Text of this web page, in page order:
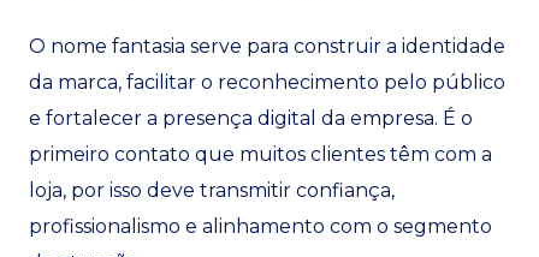
O nome fantasia serve para construir a identidade
da marca, facilitar o reconhecimento pelo público
e fortalecer a presença digital da empresa. É o
primeiro contato que muitos clientes têm com a
loja, por isso deve transmitir confiança,
profissionalismo e alinhamento com o segmento